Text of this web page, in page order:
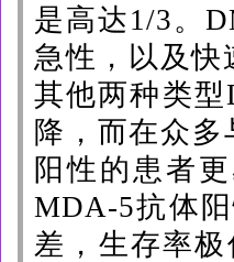
是高达1/3。
急性，以及
其他两种类
降，而在众
阳性的患者
MDA-5抗体
差，生存率